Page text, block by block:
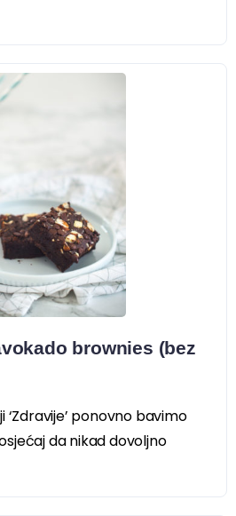
brownies (bez
‘Zdravije’ ponovno bavimo
da nikad dovoljno